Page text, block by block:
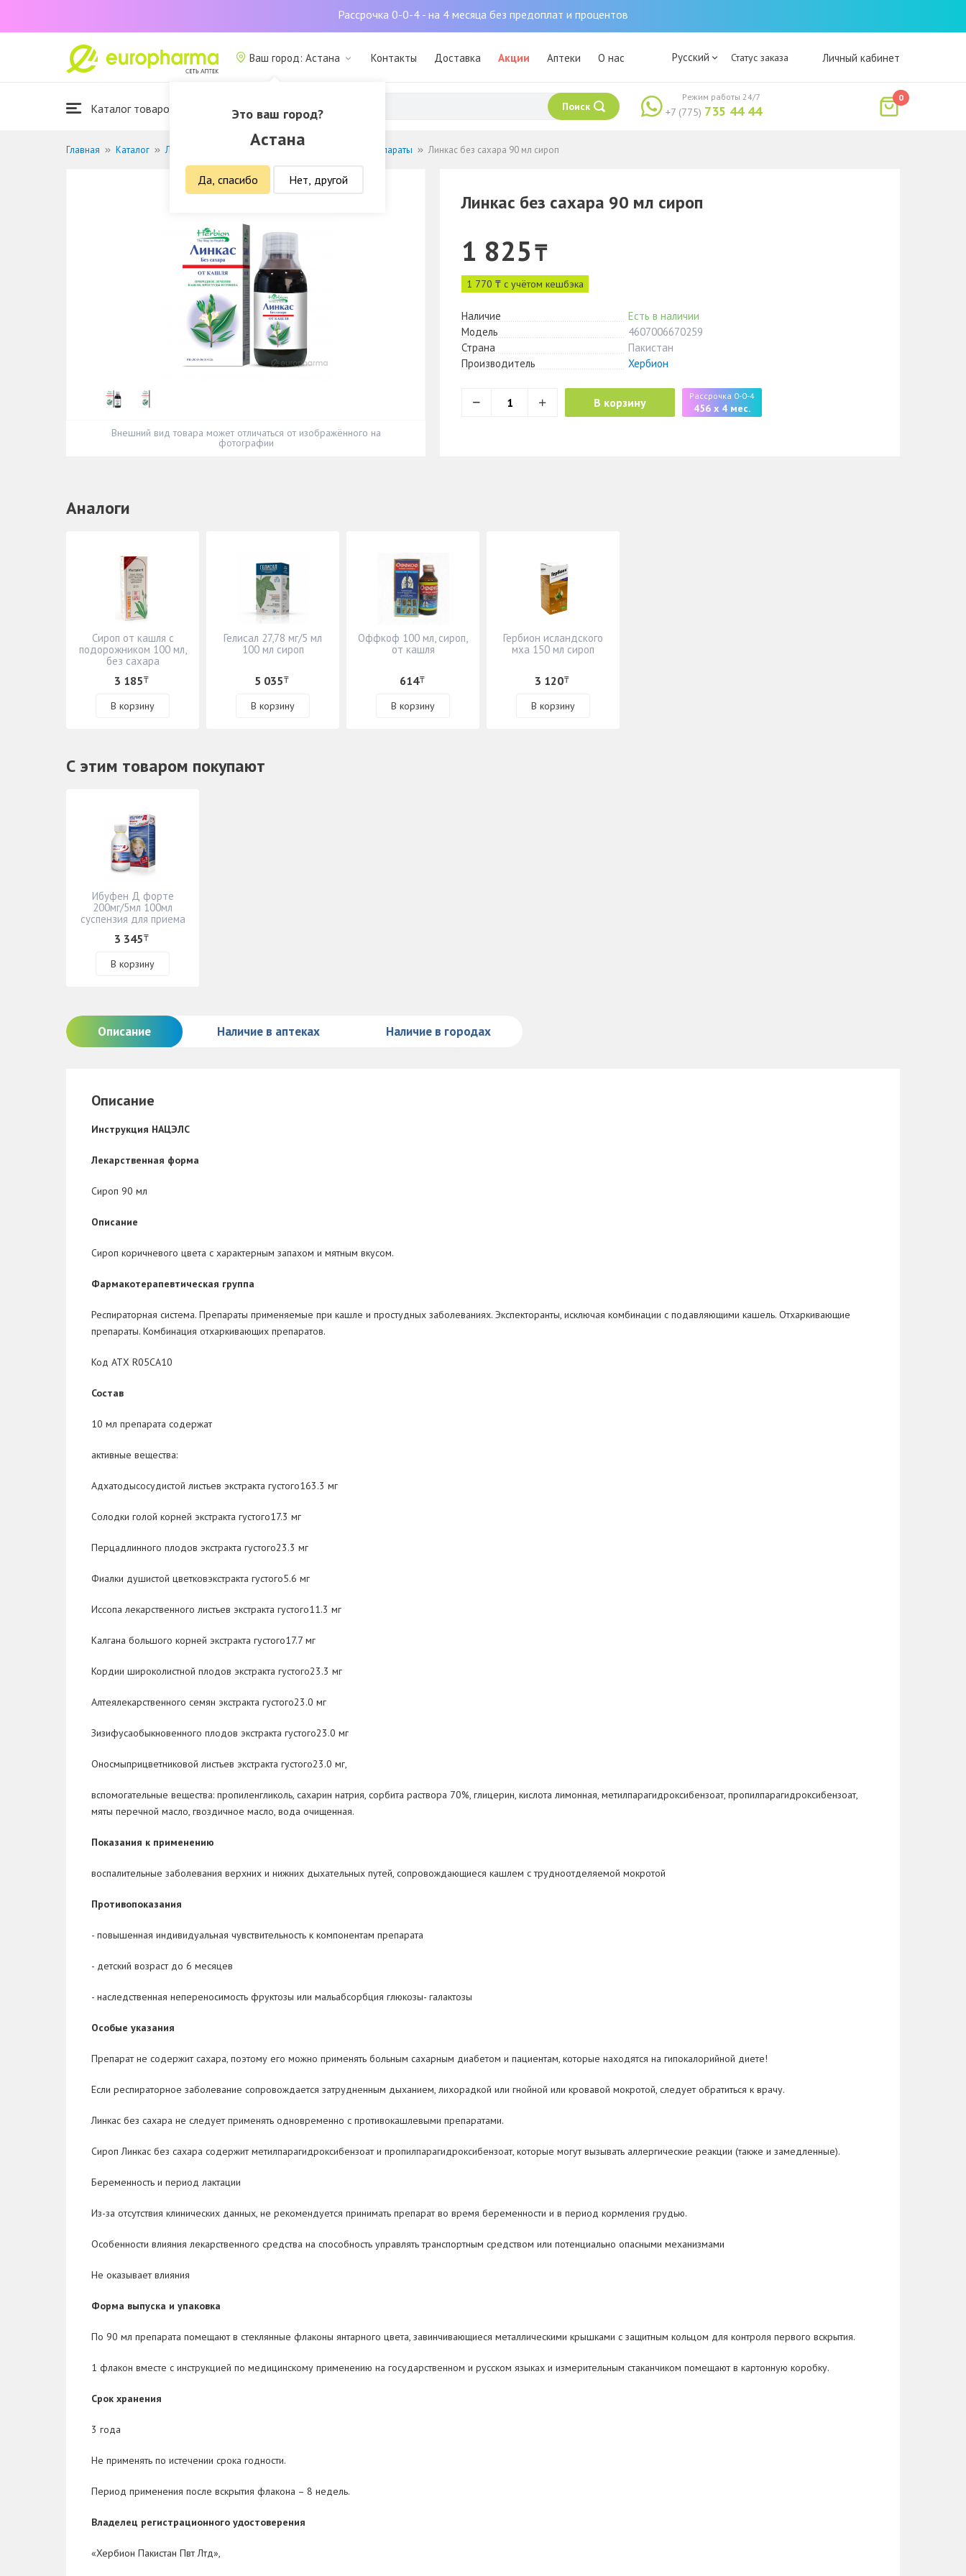
Рассрочка 0-0-4 - на 4 месяца без предоплат и процентов
Ваш город: Астана
Это ваш город?
Астана
Да, спасибо Нет, другой
Контакты Доставка Акции Аптеки О нас Русский Статус заказа Личный кабинет
Каталог товаров Поиск +7 (775) 735 44 44
Режим работы 24/7 0
Главная Каталог Лекарственные средства Противокашлевые препараты Линкас без сахара 90 мл сироп
Внешний вид товара может отличаться от изображённого на
фотографии
Линкас без сахара 90 мл сироп
1 825₸
1 770 ₸ с учётом кешбэка
Наличие
Есть в наличии
Модель
4607006670259
Страна
Пакистан
Производитель
Хербион
В корзину Рассрочка 0-0-4
456 x 4 мес.
Аналоги
Сироп от кашля с
подорожником 100 мл,
без сахара
3 185₸
В корзину
Гелисал 27,78 мг/5 мл
100 мл сироп
5 035₸
В корзину
Оффкоф 100 мл, сироп,
от кашля
614₸
В корзину
Гербион исландского
мха 150 мл сироп
3 120₸
В корзину
С этим товаром покупают
Ибуфен Д форте
200мг/5мл 100мл
суспензия для приема
3 345₸
В корзину
Описание Наличие в аптеках Наличие в городах
Описание
Инструкция НАЦЭЛС
Лекарственная форма
Сироп 90 мл
Описание
Сироп коричневого цвета с характерным запахом и мятным вкусом.
Фармакотерапевтическая группа
Респираторная система. Препараты применяемые при кашле и простудных заболеваниях. Экспекторанты, исключая комбинации с подавляющими кашель. Отхаркивающие
препараты. Комбинация отхаркивающих препаратов.
Код АТХ R05CA10
Состав
10 мл препарата содержат
активные вещества:
Адхатодысосудистой листьев экстракта густого163.3 мг
Солодки голой корней экстракта густого17.3 мг
Перцадлинного плодов экстракта густого23.3 мг
Фиалки душистой цветковэкстракта густого5.6 мг
Иссопа лекарственного листьев экстракта густого11.3 мг
Калгана большого корней экстракта густого17.7 мг
Кордии широколистной плодов экстракта густого23.3 мг
Алтеялекарственного семян экстракта густого23.0 мг
Зизифусаобыкновенного плодов экстракта густого23.0 мг
Оносмыприцветниковой листьев экстракта густого23.0 мг,
вспомогательные вещества: пропиленгликоль, сахарин натрия, сорбита раствора 70%, глицерин, кислота лимонная, метилпарагидроксибензоат, пропилпарагидроксибензоат,
мяты перечной масло, гвоздичное масло, вода очищенная.
Показания к применению
воспалительные заболевания верхних и нижних дыхательных путей, сопровождающиеся кашлем с трудноотделяемой мокротой
Противопоказания
- повышенная индивидуальная чувствительность к компонентам препарата
- детский возраст до 6 месяцев
- наследственная непереносимость фруктозы или мальабсорбция глюкозы- галактозы
Особые указания
Препарат не содержит сахара, поэтому его можно применять больным сахарным диабетом и пациентам, которые находятся на гипокалорийной диете!
Если респираторное заболевание сопровождается затрудненным дыханием, лихорадкой или гнойной или кровавой мокротой, следует обратиться к врачу.
Линкас без сахара не следует применять одновременно с противокашлевыми препаратами.
Сироп Линкас без сахара содержит метилпарагидроксибензоат и пропилпарагидроксибензоат, которые могут вызывать аллергические реакции (также и замедленные).
Беременность и период лактации
Из-за отсутствия клинических данных, не рекомендуется принимать препарат во время беременности и в период кормления грудью.
Особенности влияния лекарственного средства на способность управлять транспортным средством или потенциально опасными механизмами
Не оказывает влияния
Форма выпуска и упаковка
По 90 мл препарата помещают в стеклянные флаконы янтарного цвета, завинчивающиеся металлическими крышками с защитным кольцом для контроля первого вскрытия.
1 флакон вместе с инструкцией по медицинскому применению на государственном и русском языках и измерительным стаканчиком помещают в картонную коробку.
Срок хранения
3 года
Не применять по истечении срока годности.
Период применения после вскрытия флакона – 8 недель.
Владелец регистрационного удостоверения
«Хербион Пакистан Пвт Лтд»,